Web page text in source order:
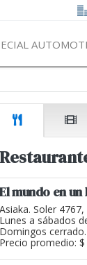
El mundo en un
Asiaka. Soler
Lunes a sábados
Domingos
Precio promedio: $